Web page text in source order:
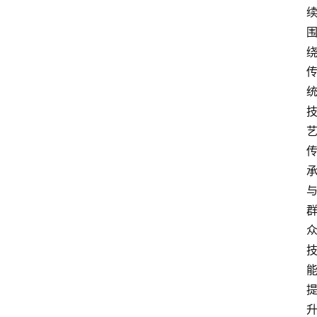
续
围
绕
传
统
技
艺
传
承
与
群
众
技
能
提
升